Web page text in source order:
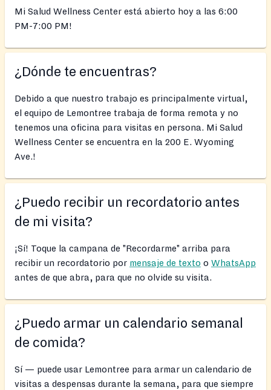
Mi Salud Wellness Center está abierto hoy a las 6:00
PM-7:00 PM!
¿Dónde te encuentras?
Debido a que nuestro trabajo es principalmente virtual,
el equipo de Lemontree trabaja de forma remota y no
tenemos una oficina para visitas en persona. Mi Salud
Wellness Center se encuentra en la 200 E. Wyoming
Ave.!
¿Puedo recibir un recordatorio antes
de mi visita?
¡Sí! Toque la campana de "Recordarme" arriba para
recibir un recordatorio por mensaje de texto o WhatsApp
antes de que abra, para que no olvide su visita.
¿Puedo armar un calendario semanal
de comida?
Sí — puede usar Lemontree para armar un calendario de
visitas a despensas durante la semana, para que siempre